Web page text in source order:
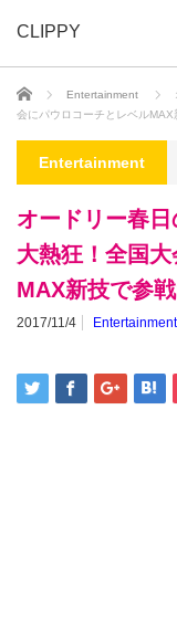
CLIPPY
ホーム Entertainment
会にパウロコーチとレベルMAX
Entertainment
オードリー春
大熱狂！全国
MAX新技で参
2017/11/4 Entertainment